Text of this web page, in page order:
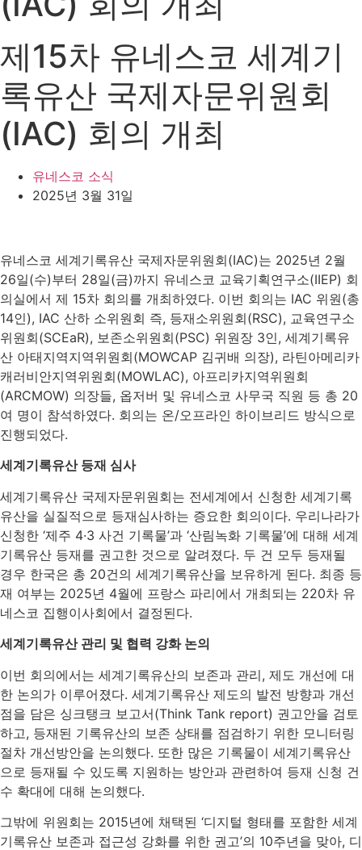
제15차 유네스코 세계기
록유산 국제자문위원회
(IAC) 회의 개최
유네스코 소식
2025년 3월 31일
유네스코 세계기록유산 국제자문위원회(IAC)는 2025년 2월
26일(수)부터 28일(금)까지 유네스코 교육기획연구소(IIEP) 회
의실에서 제 15차 회의를 개최하였다. 이번 회의는 IAC 위원(총
14인), IAC 산하 소위원회 즉, 등재소위원회(RSC), 교육연구소
위원회(SCEaR), 보존소위원회(PSC) 위원장 3인, 세계기록유
산 아태지역지역위원회(MOWCAP 김귀배 의장), 라틴아메리카
캐러비안지역위원회(MOWLAC), 아프리카지역위원회
(ARCMOW) 의장들, 옵저버 및 유네스코 사무국 직원 등 총 20
여 명이 참석하였다. 회의는 온/오프라인 하이브리드 방식으로
진행되었다.
세계기록유산 등재 심사
세계기록유산 국제자문위원회는 전세계에서 신청한 세계기록
유산을 실질적으로 등재심사하는 증요한 회의이다. 우리나라가
신청한 ‘제주 4·3 사건 기록물’과 ‘산림녹화 기록물’에 대해 세계
기록유산 등재를 권고한 것으로 알려졌다. 두 건 모두 등재될
경우 한국은 총 20건의 세계기록유산을 보유하게 된다. 최종 등
재 여부는 2025년 4월에 프랑스 파리에서 개최되는 220차 유
네스코 집행이사회에서 결정된다.
세계기록유산 관리 및 협력 강화 논의
이번 회의에서는 세계기록유산의 보존과 관리, 제도 개선에 대
한 논의가 이루어졌다. 세계기록유산 제도의 발전 방향과 개선
점을 담은 싱크탱크 보고서(Think Tank report) 권고안을 검토
하고, 등재된 기록유산의 보존 상태를 점검하기 위한 모니터링
절차 개선방안을 논의했다. 또한 많은 기록물이 세계기록유산
으로 등재될 수 있도록 지원하는 방안과 관련하여 등재 신청 건
수 확대에 대해 논의했다.
그밖에 위원회는 2015년에 채택된 ‘디지털 형태를 포함한 세계
기록유산 보존과 접근성 강화를 위한 권고’의 10주년을 맞아, 디